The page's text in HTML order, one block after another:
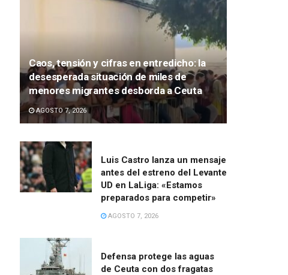
Caos, tensión y cifras en entredicho: la
desesperada situación de miles de
menores migrantes desborda a Ceuta
AGOSTO 7, 2026
Luis Castro lanza un mensaje
antes del estreno del Levante
UD en LaLiga: «Estamos
preparados para competir»
AGOSTO 7, 2026
Defensa protege las aguas
de Ceuta con dos fragatas